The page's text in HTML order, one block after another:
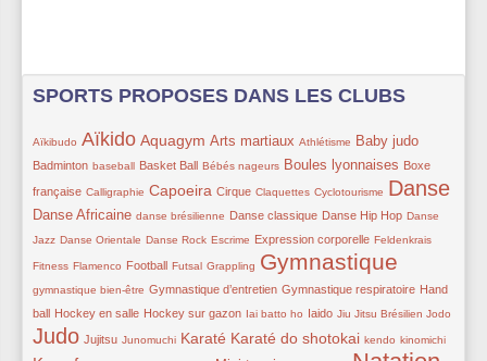
SPORTS PROPOSES DANS LES CLUBS
14/378
Aïkibudo
282/378Aïkido
186/378 Aquagym
158/378 Arts martiaux
41/378 Athlétisme
157/378 Baby judo
114/378
Badminton
55/378 baseball
119/378 Basket Ball
67/378 Bébés nageurs
163/378 Boules lyonnaises
83/378
Boxe
française
62/378 Calligraphie
172/378 Capoeira
111/378 Cirque
52/378 Claquettes
52/378 Cyclotourisme
313/378 Danse
130/378
Danse Africaine
78/378 danse brésilienne
85/378 Danse classique
119/378 Danse Hip Hop
52/378
Danse
Jazz
52/378Danse Orientale
52/378 Danse Rock
51/378 Escrime
85/378 Expression corporelle
31/378 Feldenkrais
20/378
Fitness
52/378Flamenco
119/378 Football
59/378 Futsal
49/378 Grappling
347/378 Gymnastique
71/378
gymnastique bien-être
85/378 Gymnastique d’entretien
116/378 Gymnastique respiratoire
111/378
Hand
ball
100/378
Hockey en salle
100/378 Hockey sur gazon
30/378 Iai batto ho
106/378 Iaido
49/378 Jiu Jitsu Brésilien
11/378 Jodo
310/378
Judo
94/378 Jujitsu
62/378 Junomuchi
192/378 Karaté
177/378 Karaté do shotokai
62/378 kendo
62/378 kinomichi
216/378